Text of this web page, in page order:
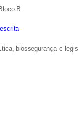
B
biossegurança e